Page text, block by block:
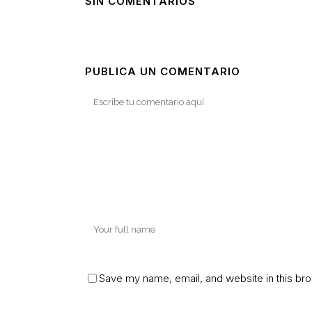
PUBLICA UN COMENTARIO
Save my name, email, and website in this